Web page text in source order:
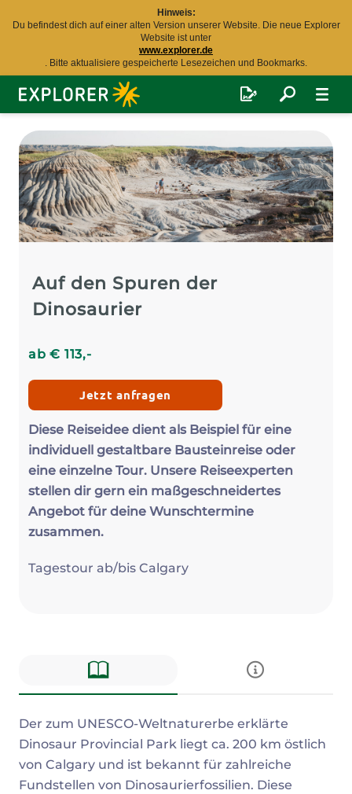
Hinweis:
Du befindest dich auf einer alten Version unserer Website. Die neue Explorer
Website ist unter
www.explorer.de
. Bitte aktualisiere gespeicherte Lesezeichen und Bookmarks.
Explorer
Fernreisen
Auf den Spuren der
Dinosaurier
ab€ 113,-
Jetzt anfragen
Diese Reiseidee dient als Beispiel für eine
individuell gestaltbare Bausteinreise oder
eine einzelne Tour. Unsere Reiseexperten
stellen dir gern ein maßgeschneidertes
Angebot für deine Wunschtermine
zusammen.
Tagestour ab/bis Calgary
Beschreibung
Der zum UNESCO-Weltnaturerbe erklärte
Dinosaur Provincial Park liegt ca. 200 km östlich
von Calgary und ist bekannt für zahlreiche
Fundstellen von Dinosaurierfossilien. Diese